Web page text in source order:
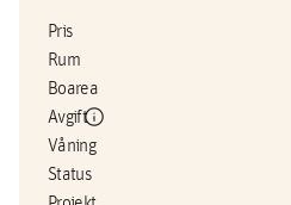
Pris
Rum
Boarea
Avgiftinfo
Våning
Status